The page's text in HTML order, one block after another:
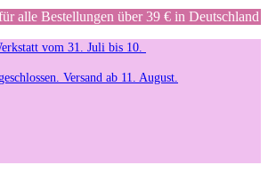
alle Bestellungen über 39 € in Deutschland
vom 31. Juli bis 10.
Versand ab 11. August.